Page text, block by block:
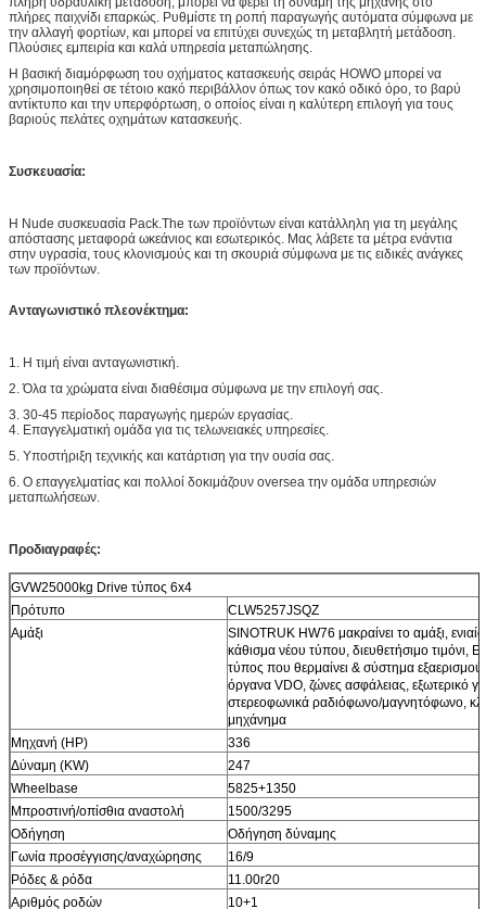
πλήρες παιχνίδι επαρκώς. Ρυθμίστε τη ροπή παραγωγής αυτόματα σύμφωνα με
την αλλαγή φορτίων, και μπορεί να επιτύχει συνεχώς τη μεταβλητή μετάδοση.
Πλούσιες εμπειρία και καλά υπηρεσία μεταπώλησης.
Η βασική διαμόρφωση του οχήματος κατασκευής σειράς HOWO μπορεί να
χρησιμοποιηθεί σε τέτοιο κακό περιβάλλον όπως τον κακό οδικό όρο, το βαρύ
αντίκτυπο και την υπερφόρτωση, ο οποίος είναι η καλύτερη επιλογή για τους
βαριούς πελάτες οχημάτων κατασκευής.
Συσκευασία:
Η Nude συσκευασία Pack.The των προϊόντων είναι κατάλληλη για τη μεγάλης
απόστασης μεταφορά ωκεάνιος και εσωτερικός. Μας λάβετε τα μέτρα ενάντια
στην υγρασία, τους κλονισμούς και τη σκουριά σύμφωνα με τις ειδικές ανάγκες
των προϊόντων.
Ανταγωνιστικό πλεονέκτημα:
1. Η τιμή είναι ανταγωνιστική.
2. Όλα τα χρώματα είναι διαθέσιμα σύμφωνα με την επιλογή σας.
3. 30-45 περίοδος παραγωγής ημερών εργασίας.
4. Επαγγελματική ομάδα για τις τελωνειακές υπηρεσίες.
5. Υποστήριξη τεχνικής και κατάρτιση για την ουσία σας.
6. Ο επαγγελματίας και πολλοί δοκιμάζουν oversea την ομάδα υπηρεσιών
μεταπωλήσεων.
Προδιαγραφές:
GVW25000kg Drive τύπος 6x4
Πρότυπο
CLW5257JSQZ
Αμάξι
SINOTRUK HW76 μακραίνει το αμάξι,
κάθισμα νέου τύπου, διευθετήσιμο τιμόνι,
τύπος που θερμαίνει & σύστημα
όργανα VDO, ζώνες ασφάλειας, εξωτερικό
στερεοφωνικά ραδιόφωνο/μαγνητόφωνο,
μηχάνημα
Μηχανή (HP)
336
Δύναμη (KW)
247
Wheelbase
5825+1350
Μπροστινή/οπίσθια αναστολή
1500/3295
Οδήγηση
Οδήγηση δύναμης
Γωνία προσέγγισης/αναχώρησης
16/9
Ρόδες & ρόδα
11.00r20
Αριθμός ροδών
10+1